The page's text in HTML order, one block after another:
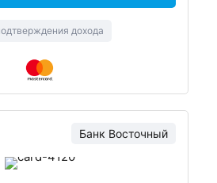
дохода
Банк Восточный